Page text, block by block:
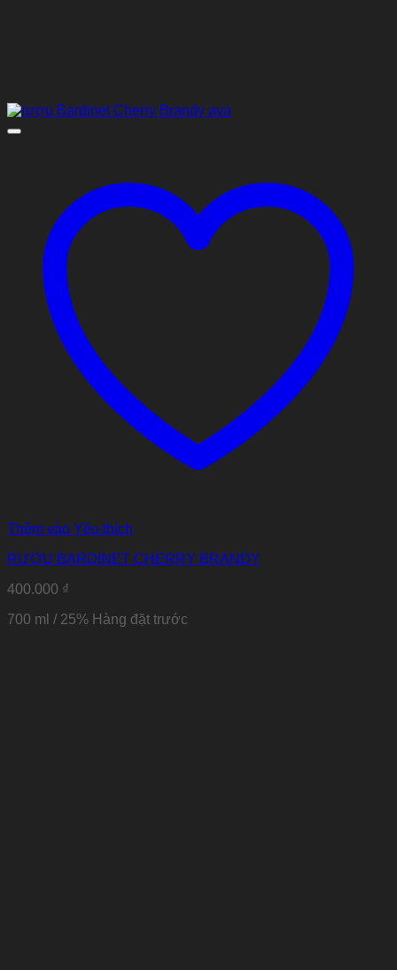
Thêm vào Yêu thích
RƯỢU BARDINET CHERRY BRANDY
400.000 ₫
700 ml / 25% Hàng đặt trước